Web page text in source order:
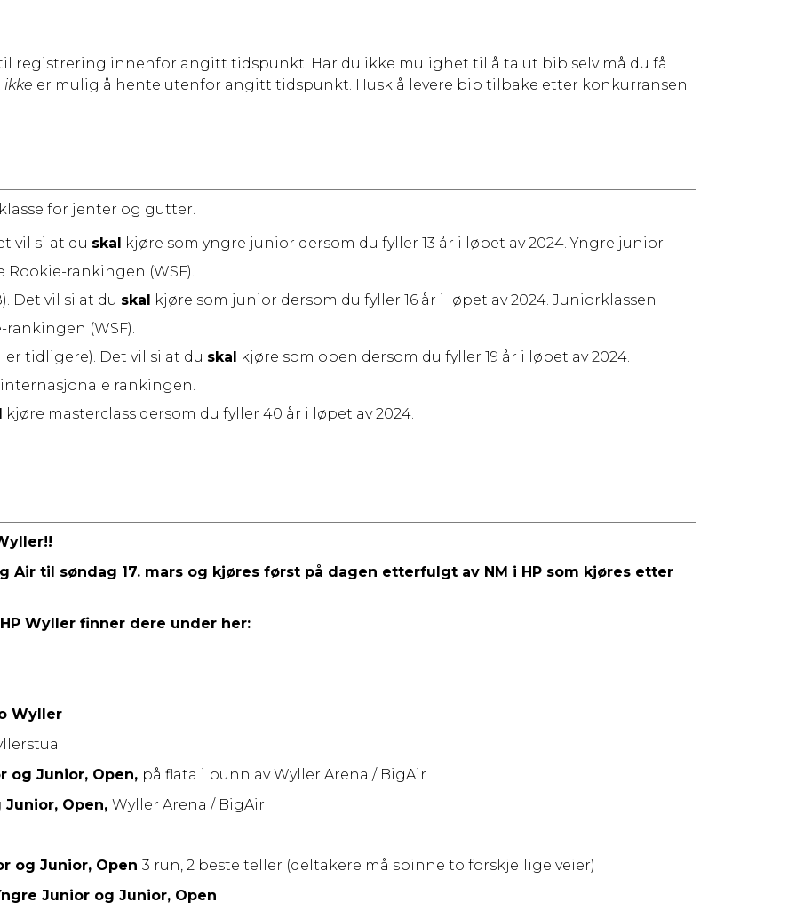
registrering innenfor angitt tidspunkt. Har du ikke mulighet til å ta ut bib selv må du få
ikke er mulig å hente utenfor angitt tidspunkt. Husk å levere bib tilbake etter konkurransen.
for jenter og gutter.
vil si at du skal kjøre som yngre junior dersom du fyller 13 år i løpet av 2024. Yngre junior-
rankingen (WSF).
Det vil si at du skal kjøre som junior dersom du fyller 16 år i løpet av 2024. Juniorklassen
(WSF).
tidligere). Det vil si at du skal kjøre som open dersom du fyller 19 år i løpet av 2024.
rankingen.
kjøre masterclass dersom du fyller 40 år i løpet av 2024.
til søndag 17. mars og kjøres først på dagen etterfulgt av NM i HP som kjøres etter
Wyller finner dere under her:
Wyller
og Junior, Open, på flata i bunn av Wyller Arena / BigAir
Open, Wyller Arena / BigAir
og Junior, Open 3 run, 2 beste teller (deltakere må spinne to forskjellige veier)
Junior og Junior, Open